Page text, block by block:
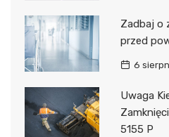
Zadbaj o
przed
6
Uwaga
5155 P